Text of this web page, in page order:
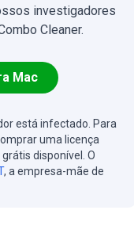
investigadores
Cleaner.
Mac
está infectado. Para
uma licença
disponível. O
, a empresa-mãe de